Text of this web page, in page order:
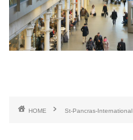
HOME St-Pancras-International